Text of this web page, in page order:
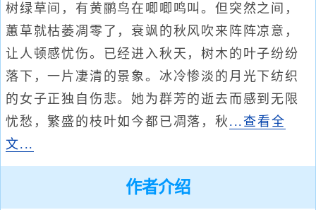
树绿草间，有黄鹂鸟在唧唧鸣叫。但突然之间，
蕙草就枯萎凋零了，衰飒的秋风吹来阵阵凉意，
让人顿感忧伤。已经进入秋天，树木的叶子纷纷
落下，一片凄清的景象。冰冷惨淡的月光下纺织
的女子正独自伤悲。她为群芳的逝去而感到无限
忧愁，繁盛的枝叶如今都已凋落，秋 ...查看全
文...
作者介绍